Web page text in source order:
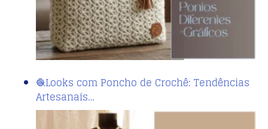
🧶Looks com Poncho de Crochê: Tendências
Artesanais…